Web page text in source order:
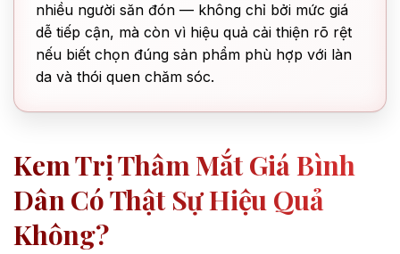
nhiều người săn đón — không chỉ bởi mức giá
dễ tiếp cận, mà còn vì hiệu quả cải thiện rõ rệt
nếu biết chọn đúng sản phẩm phù hợp với làn
da và thói quen chăm sóc.
Kem Trị Thâm Mắt Giá Bình
Dân Có Thật Sự Hiệu Quả
Không?